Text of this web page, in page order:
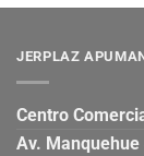
JERPLAZ
Centro
Av.